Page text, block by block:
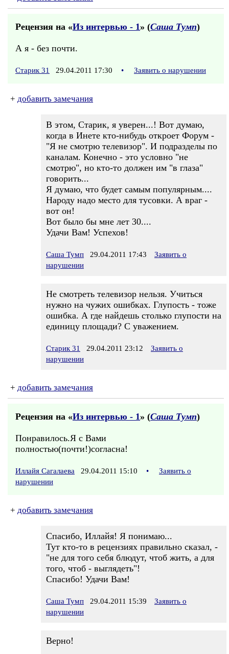
Рецензия на «Из интервью - 1» (Саша Тумп)
А я - без почти.
Старик 31 29.04.2011 17:30 • Заявить о нарушении
+ добавить замечания
В этом, Старик, я уверен...! Вот думаю,
когда в Инете кто-нибудь откроет Форум -
"Я не смотрю телевизор". И подразделы по
каналам. Конечно - это условно "не
смотрю", но кто-то должен им "в глаза"
говорить...
Я думаю, что будет самым популярным....
Народу надо место для тусовки. А враг -
вот он!
Вот было бы мне лет 30....
Удачи Вам! Успехов!
Саша Тумп 29.04.2011 17:43
Заявить о
нарушении
Не смотреть телевизор нельзя. Учиться
нужно на чужих ошибках. Глупость - тоже
ошибка. А где найдешь столько глупости на
единицу площади? С уважением.
Старик 31 29.04.2011 23:12
Заявить о
нарушении
+ добавить замечания
Рецензия на «Из интервью - 1» (Саша Тумп)
Понравилось.Я с Вами
полностью(почти!)согласна!
Иллайя Сагалаева 29.04.2011 15:10 •
Заявить о
нарушении
+ добавить замечания
Спасибо, Иллайя! Я понимаю...
Тут кто-то в рецензиях правильно сказал, -
"не для того себя блюдут, чтоб жить, а для
того, чтоб - выглядеть"!
Спасибо! Удачи Вам!
Саша Тумп 29.04.2011 15:39
Заявить о
нарушении
Верно!